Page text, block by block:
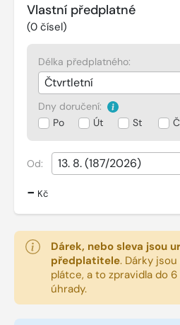
Vlastní předplatné
(0 čísel)
Délka předplatného:
Dny doručení:
Po
Út St
Od:
- Kč
Dárek, nebo sleva jsou
předplatitele. Dárky
plátce, a to zpravidla do
úhrady.